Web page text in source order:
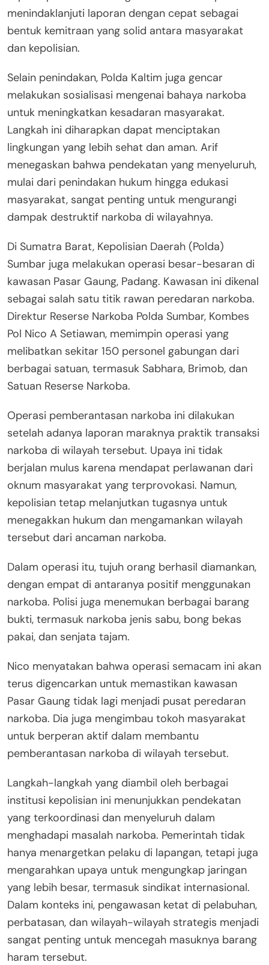
menindaklanjuti laporan dengan cepat sebagai
bentuk kemitraan yang solid antara masyarakat
dan kepolisian.
Selain penindakan, Polda Kaltim juga gencar
melakukan sosialisasi mengenai bahaya narkoba
untuk meningkatkan kesadaran masyarakat.
Langkah ini diharapkan dapat menciptakan
lingkungan yang lebih sehat dan aman. Arif
menegaskan bahwa pendekatan yang menyeluruh,
mulai dari penindakan hukum hingga edukasi
masyarakat, sangat penting untuk mengurangi
dampak destruktif narkoba di wilayahnya.
Di Sumatra Barat, Kepolisian Daerah (Polda)
Sumbar juga melakukan operasi besar-besaran di
kawasan Pasar Gaung, Padang. Kawasan ini dikenal
sebagai salah satu titik rawan peredaran narkoba.
Direktur Reserse Narkoba Polda Sumbar, Kombes
Pol Nico A Setiawan, memimpin operasi yang
melibatkan sekitar 150 personel gabungan dari
berbagai satuan, termasuk Sabhara, Brimob, dan
Satuan Reserse Narkoba.
Operasi pemberantasan narkoba ini dilakukan
setelah adanya laporan maraknya praktik transaksi
narkoba di wilayah tersebut. Upaya ini tidak
berjalan mulus karena mendapat perlawanan dari
oknum masyarakat yang terprovokasi. Namun,
kepolisian tetap melanjutkan tugasnya untuk
menegakkan hukum dan mengamankan wilayah
tersebut dari ancaman narkoba.
Dalam operasi itu, tujuh orang berhasil diamankan,
dengan empat di antaranya positif menggunakan
narkoba. Polisi juga menemukan berbagai barang
bukti, termasuk narkoba jenis sabu, bong bekas
pakai, dan senjata tajam.
Nico menyatakan bahwa operasi semacam ini akan
terus digencarkan untuk memastikan kawasan
Pasar Gaung tidak lagi menjadi pusat peredaran
narkoba. Dia juga mengimbau tokoh masyarakat
untuk berperan aktif dalam membantu
pemberantasan narkoba di wilayah tersebut.
Langkah-langkah yang diambil oleh berbagai
institusi kepolisian ini menunjukkan pendekatan
yang terkoordinasi dan menyeluruh dalam
menghadapi masalah narkoba. Pemerintah tidak
hanya menargetkan pelaku di lapangan, tetapi juga
mengarahkan upaya untuk mengungkap jaringan
yang lebih besar, termasuk sindikat internasional.
Dalam konteks ini, pengawasan ketat di pelabuhan,
perbatasan, dan wilayah-wilayah strategis menjadi
sangat penting untuk mencegah masuknya barang
haram tersebut.